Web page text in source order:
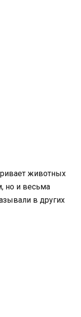
животных
но и весьма
в других